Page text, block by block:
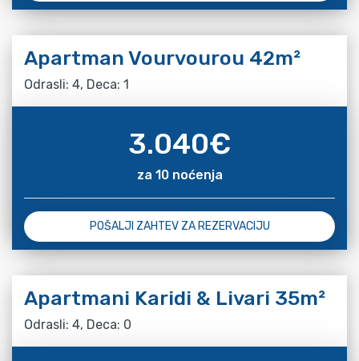
Apartman Vourvourou 42m²
Odrasli: 4, Deca: 1
3.040€
za 10 noćenja
POŠALJI ZAHTEV ZA REZERVACIJU
Apartmani Karidi & Livari 35m²
Odrasli: 4, Deca: 0